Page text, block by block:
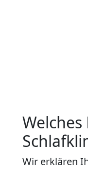
Wir erklären